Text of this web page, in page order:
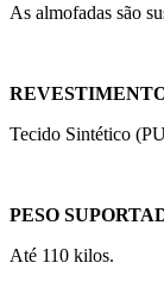
As almofadas são
Tecido Sintético
PESO
Até 110 kilos.